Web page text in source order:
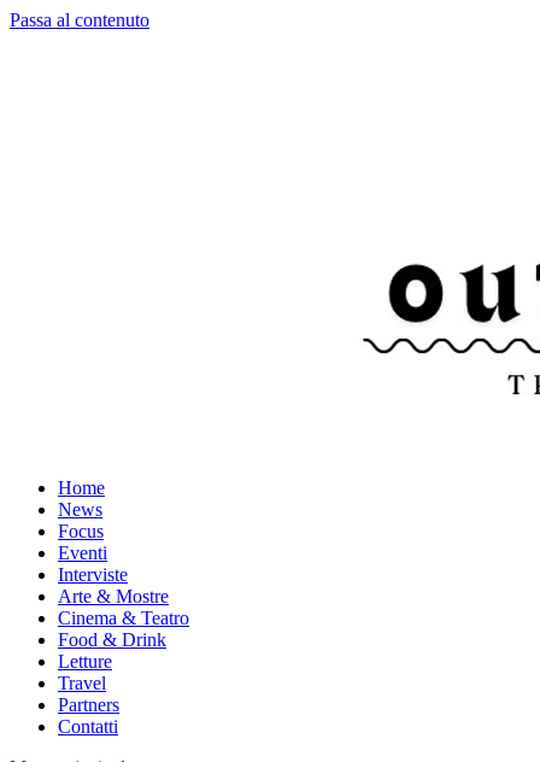
Passa al contenuto
Home
News
Focus
Eventi
Interviste
Arte & Mostre
Cinema & Teatro
Food & Drink
Letture
Travel
Partners
Contatti